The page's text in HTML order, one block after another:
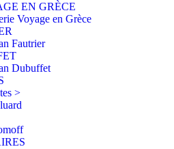
EN GRÈCE
Voyage en Grèce
Fautrier
Dubuffet
>